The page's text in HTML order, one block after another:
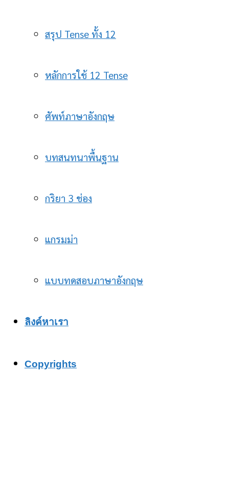
สรุป Tense ทั้ง 12
หลักการใช้ 12 Tense
ศัพท์ภาษาอังกฤษ
บทสนทนาพื้นฐาน
กริยา 3 ช่อง
แกรมม่า
แบบทดสอบภาษาอังกฤษ
ลิงค์หาเรา
Copyrights